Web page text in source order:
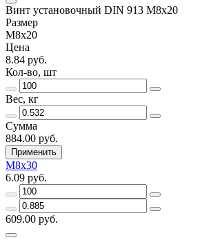
Винт установочный DIN 913 М8х20
Размер
М8х20
Цена
8.84 руб.
Кол-во, шт
Вес, кг
Сумма
884.00 руб.
Применить
М8х30
6.09 руб.
609.00 руб.